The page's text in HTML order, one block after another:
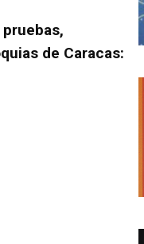
de Caracas: